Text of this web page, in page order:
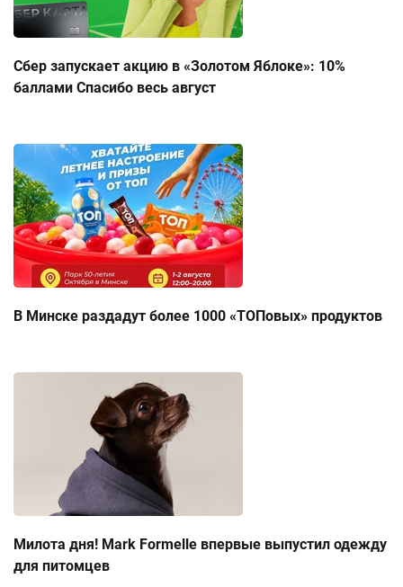
Сбер запускает акцию в «Золотом Яблоке»: 10%
баллами Спасибо весь август
В Минске раздадут более 1000 «ТОПовых» продуктов
Милота дня! Mark Formelle впервые выпустил одежду
для питомцев